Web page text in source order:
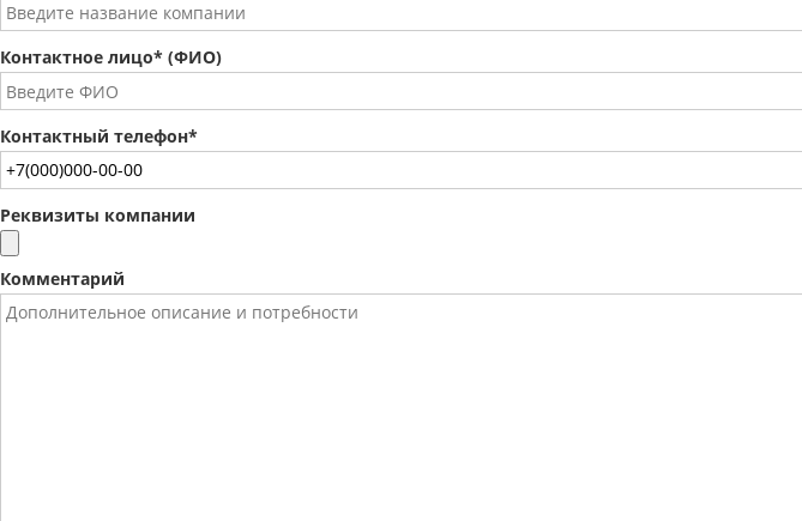
Контактное лицо* (ФИО)
Контактный телефон*
Реквизиты компании
Комментарий